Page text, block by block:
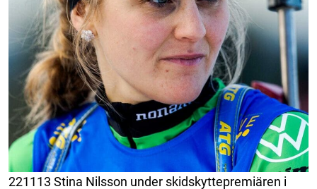
221113 Stina Nilsson under skidskyttepremiären i